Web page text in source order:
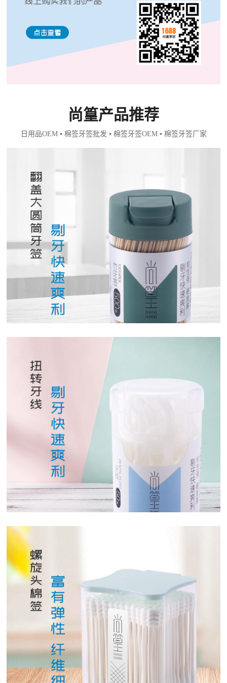
尚篁产品推荐
日用品OEM ▪ 棉签牙签批发 ▪ 棉签牙签OEM ▪ 棉签牙签厂家